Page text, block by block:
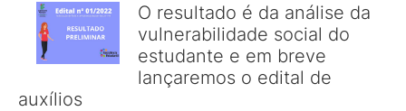
O resultado é da análise da
vulnerabilidade social do
estudante e em breve
lançaremos o edital de
auxílios